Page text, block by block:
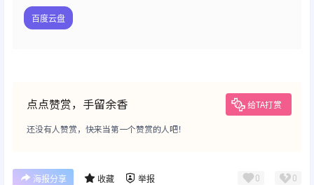
百度云盘
点点赞赏，手留余香 给TA打赏
还没有人赞赏，快来当第一个赞赏的人吧！
海报分享 收藏 举报 0 0